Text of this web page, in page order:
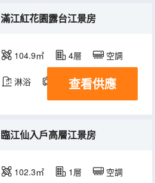
滿江紅花園露台江景房
104.9㎡ 4層 空調
淋浴 電視機
查看供應
臨江仙入戶高層江景房
102.3㎡ 1層 空調